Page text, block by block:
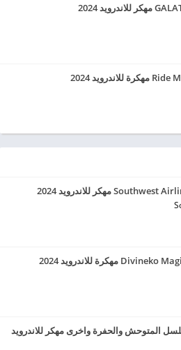
المتوحش والحفرة واخرى مهكر للاندرويد